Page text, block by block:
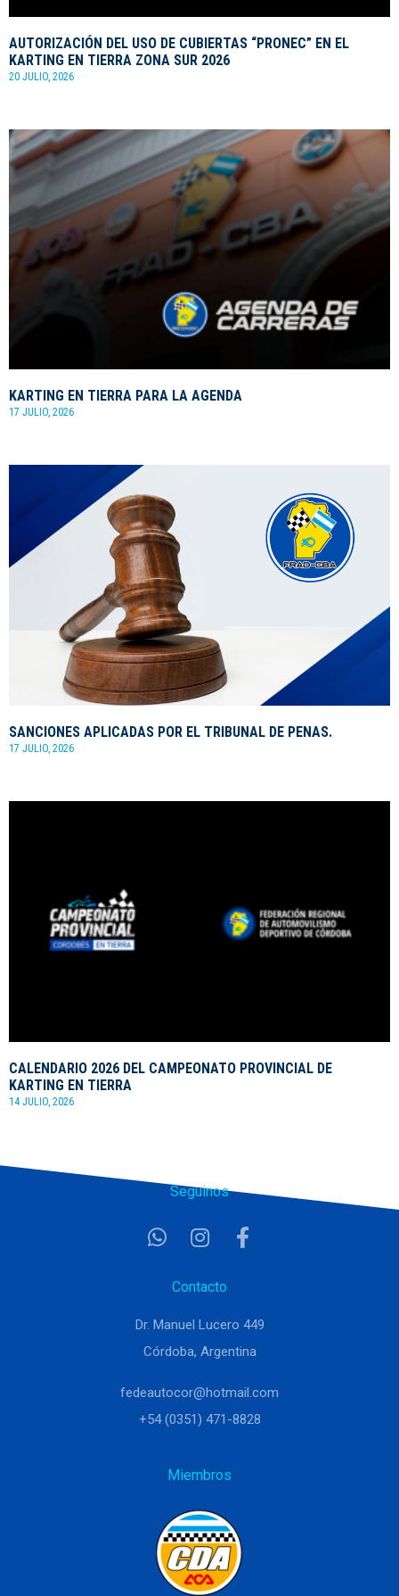
AUTORIZACIÓN DEL USO DE CUBIERTAS “PRONEC” EN EL
KARTING EN TIERRA ZONA SUR 2026
20 JULIO, 2026
KARTING EN TIERRA PARA LA AGENDA
17 JULIO, 2026
SANCIONES APLICADAS POR EL TRIBUNAL DE PENAS.
17 JULIO, 2026
CALENDARIO 2026 DEL CAMPEONATO PROVINCIAL DE
KARTING EN TIERRA
14 JULIO, 2026
Seguinos
Contacto
Dr. Manuel Lucero 449
Córdoba, Argentina
fedeautocor@hotmail.com
+54 (0351) 471-8828
Miembros